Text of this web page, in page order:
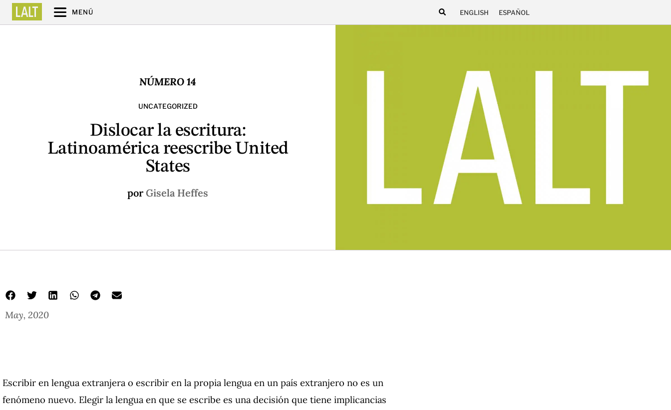
MENÚ ENGLISH ESPAÑOL
NÚMERO 14
UNCATEGORIZED
Dislocar la escritura:
Latinoamérica reescribe United
States
por Gisela Heffes
May, 2020
Escribir en lengua extranjera o escribir en la propia lengua en un país extranjero no es un
fenómeno nuevo. Elegir la lengua en que se escribe es una decisión que tiene implicancias